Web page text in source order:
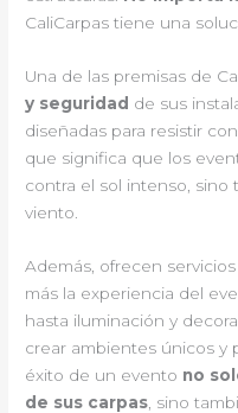
CaliCarpas tiene una
Una de las premisas de
y seguridad de sus
diseñadas para resistir
que significa que los
contra el sol intenso, sino
viento.
Además, ofrecen
más la experiencia del
hasta iluminación y
crear ambientes únicos y
éxito de un evento no
de sus carpas , sino